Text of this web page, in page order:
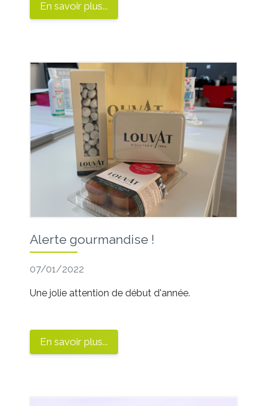
En savoir plus...
Alerte gourmandise !
07/01/2022
Une jolie attention de début d'année.
En savoir plus...